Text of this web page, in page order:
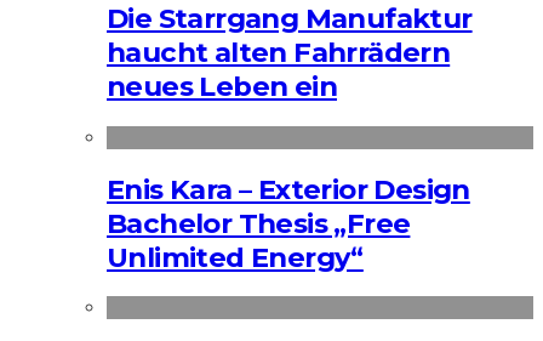
Die Starrgang Manufaktur
haucht alten Fahrrädern
neues Leben ein
Enis Kara – Exterior Design
Bachelor Thesis „Free
Unlimited Energy“